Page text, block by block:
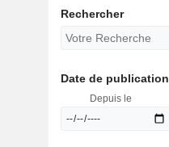
Rechercher
Date de publication
Depuis le